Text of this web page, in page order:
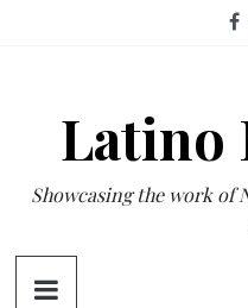
Latino
Showcasing the work of